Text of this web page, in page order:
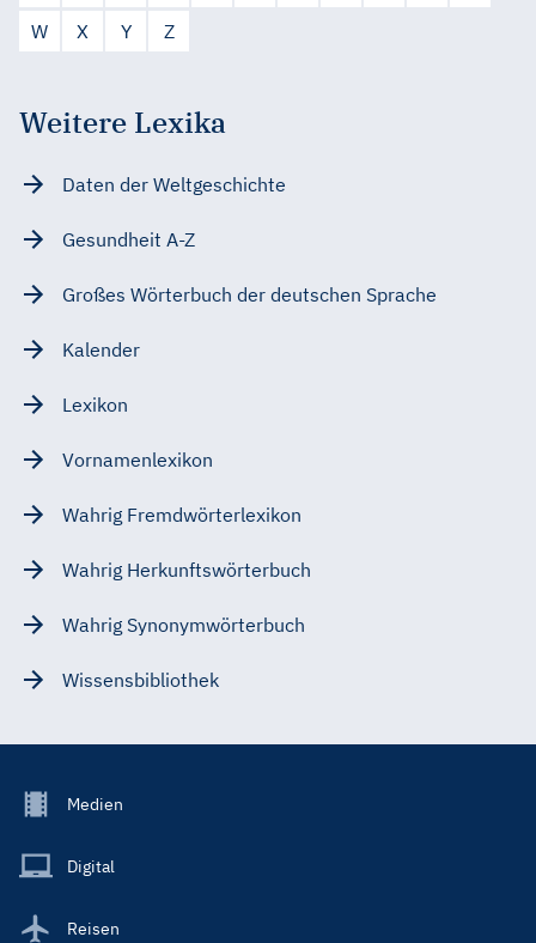
W
X Y Z
Weitere Lexika
Daten der Weltgeschichte
Gesundheit A-Z
Großes Wörterbuch der deutschen Sprache
Kalender
Lexikon
Vornamenlexikon
Wahrig Fremdwörterlexikon
Wahrig Herkunftswörterbuch
Wahrig Synonymwörterbuch
Wissensbibliothek
Footer
Main
Medien
Digital
Reisen